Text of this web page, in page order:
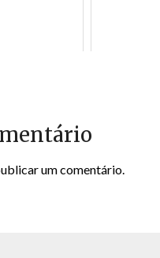
um comentário.